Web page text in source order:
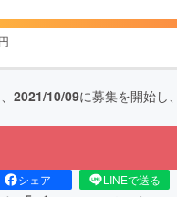
円
2021/10/09に募集を開始し、
シェア LINEで送る